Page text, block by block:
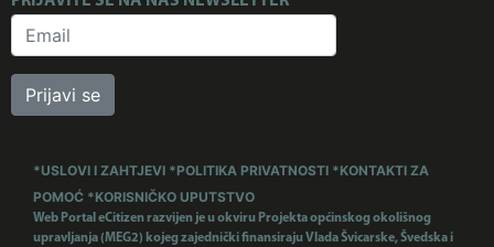
Prijavi se
*USLOVI I ZAHTJEVI *POLITIKA PRIVATNOSTI *KONTAKTI ZA
POMOĆ *KORISNIČKO UPUTSTVO
Web Portal eCitizen razvijen je u okviru Projekta općinskog okolišnog
upravljanja (MEG2) kojeg zajednički finansiraju Vlada Švicarske, Švedska i